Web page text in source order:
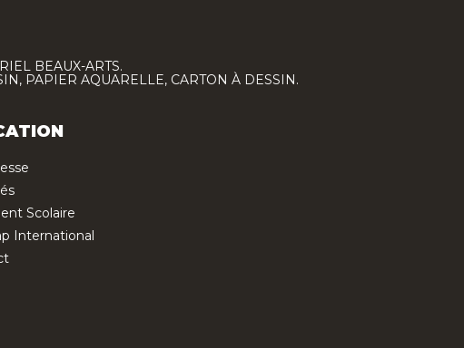
BEAUX-ARTS.
PAPIER AQUARELLE, CARTON À DESSIN.
Scolaire
International